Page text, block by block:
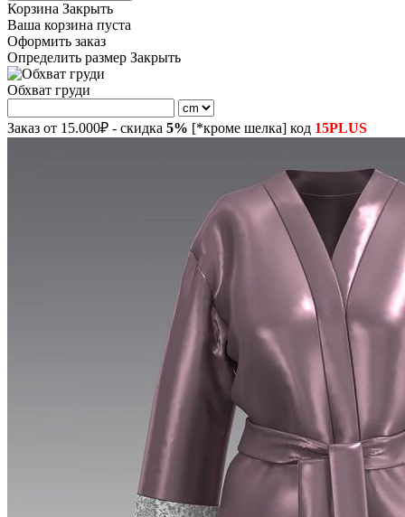
Корзина Закрыть
Ваша корзина пуста
Оформить заказ
Определить размер Закрыть
Обхват груди
Заказ от 15.000₽ - скидка 5% [*кроме шелка] код 15PLUS